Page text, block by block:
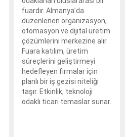
fuardır. Almanya’da
düzenlenen organizasyon,
otomasyon ve dijital üretim
çözümlerini merkezine alır.
Fuara katılım, üretim
süreçlerini geliştirmeyi
hedefleyen firmalar için
planlı bir iş gezisi niteliği
taşır. Etkinlik, teknoloji
odaklı ticari temaslar sunar.